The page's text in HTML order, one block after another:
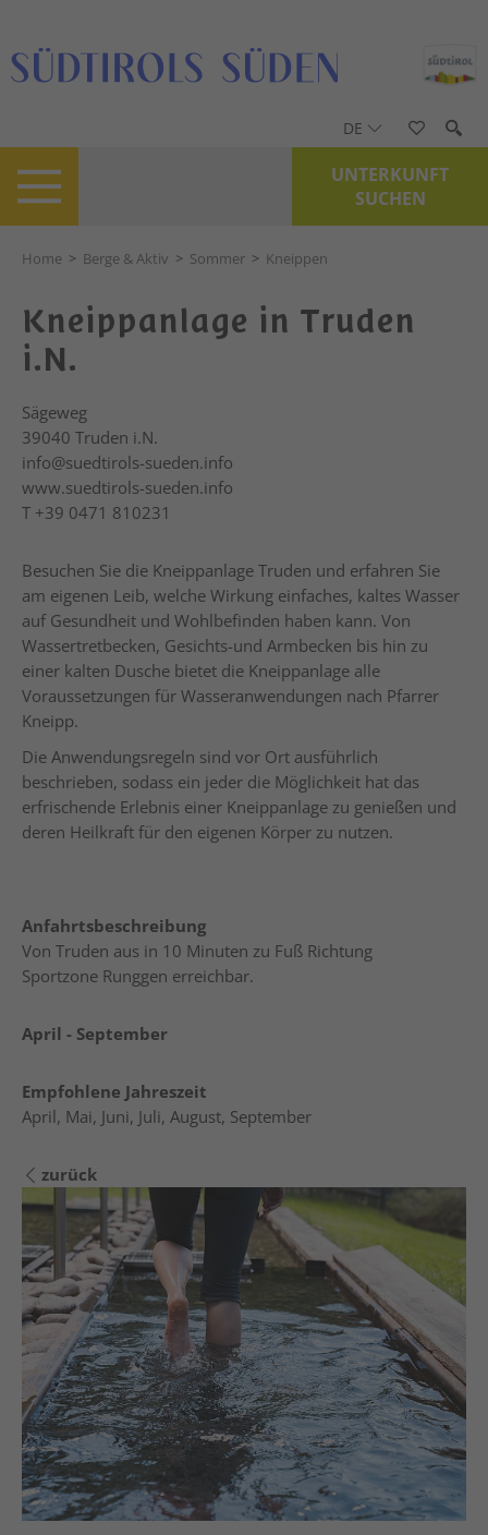
DE
UNTERKUNFT
SUCHEN
Home > Berge & Aktiv > Sommer > Kneippen
Kneippanlage in Truden
i.N.
Sägeweg
39040 Truden i.N.
info@suedtirols-sueden.info
www.suedtirols-sueden.info
T +39 0471 810231
Besuchen Sie die Kneippanlage Truden und erfahren Sie
am eigenen Leib, welche Wirkung einfaches, kaltes Wasser
auf Gesundheit und Wohlbefinden haben kann. Von
Wassertretbecken, Gesichts-und Armbecken bis hin zu
einer kalten Dusche bietet die Kneippanlage alle
Voraussetzungen für Wasseranwendungen nach Pfarrer
Kneipp.
Die Anwendungsregeln sind vor Ort ausführlich
beschrieben, sodass ein jeder die Möglichkeit hat das
erfrischende Erlebnis einer Kneippanlage zu genießen und
deren Heilkraft für den eigenen Körper zu nutzen.
Anfahrtsbeschreibung
Von Truden aus in 10 Minuten zu Fuß Richtung
Sportzone Runggen erreichbar.
April - September
Empfohlene Jahreszeit
April, Mai, Juni, Juli, August, September
zurück